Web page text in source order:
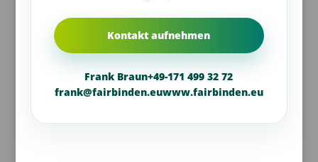
Kontakt aufnehmen
Frank Braun+49-171 499 32 72
frank@fairbinden.euwww.fairbinden.eu